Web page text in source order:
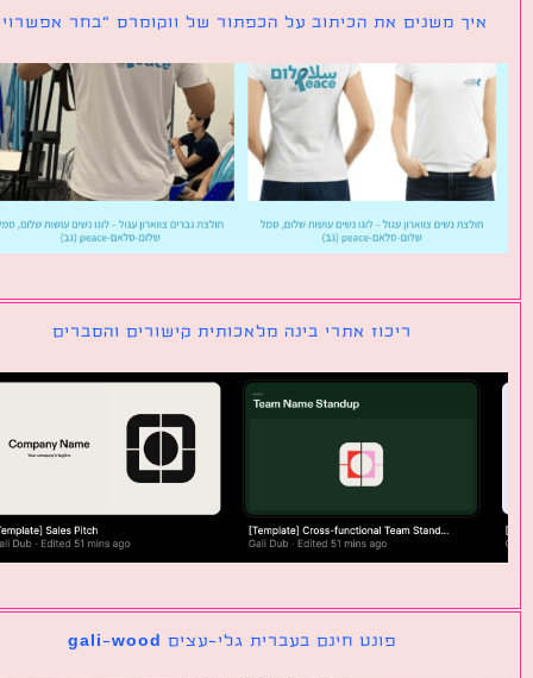
משנים את הכיתוב על הכפתור של ווקומרס ״בחר אפשרויות״
ריכוז אתרי בינה מלאכותית קישורים והסברים
פונט חינם בעברית גלי-עצים gali-wood